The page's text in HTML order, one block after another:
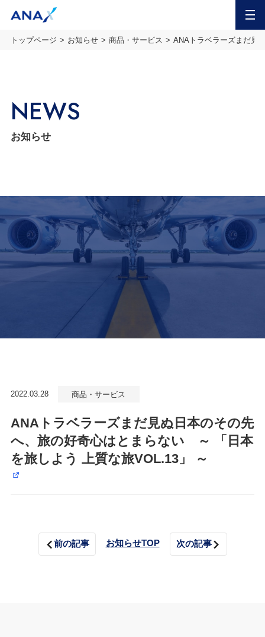
トップページ お知らせ 商品・サービス ANAトラベラーズまだ見
NEWS
お知らせ
2022.03.28 商品・サービス
ANAトラベラーズまだ見ぬ日本のその先
へ、旅の好奇心はとまらない ～ 「日本
を旅しよう 上質な旅VOL.13」 ～
前の記事 お知らせTOP 次の記事